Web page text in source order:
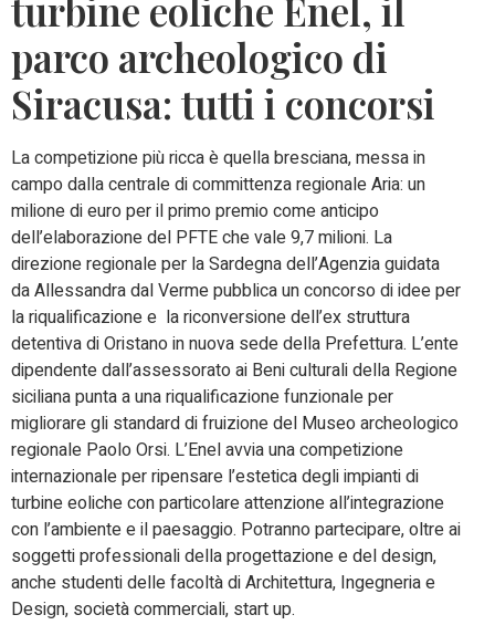
turbine eoliche Enel, il
parco archeologico di
Siracusa: tutti i concorsi
La competizione più ricca è quella bresciana, messa in
campo dalla centrale di committenza regionale Aria: un
milione di euro per il primo premio come anticipo
dell’elaborazione del PFTE che vale 9,7 milioni. La
direzione regionale per la Sardegna dell’Agenzia guidata
da Allessandra dal Verme pubblica un concorso di idee per
la riqualificazione e la riconversione dell’ex struttura
detentiva di Oristano in nuova sede della Prefettura. L’ente
dipendente dall’assessorato ai Beni culturali della Regione
siciliana punta a una riqualificazione funzionale per
migliorare gli standard di fruizione del Museo archeologico
regionale Paolo Orsi. L’Enel avvia una competizione
internazionale per ripensare l’estetica degli impianti di
turbine eoliche con particolare attenzione all’integrazione
con l’ambiente e il paesaggio. Potranno partecipare, oltre ai
soggetti professionali della progettazione e del design,
anche studenti delle facoltà di Architettura, Ingegneria e
Design, società commerciali, start up.